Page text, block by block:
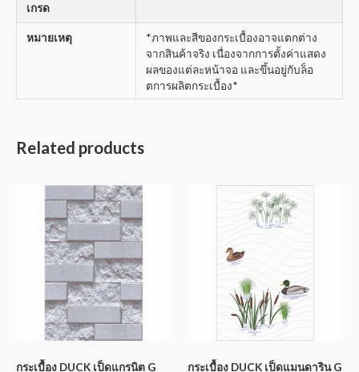
เกรด
หมายเหตุ
*ภาพและสีของกระเบื้องอาจแตกต่าง
จากสินค้าจริง เนื่องจากการตั้งค่าแสดง
ผลของแต่ละหน้าจอ และขึ้นอยู่กับล็อ
ตการผลิตกระเบื้อง*
Related products
กระเบื้อง DUCK เป็ดแกรนิต G กระเบื้อง DUCK เป็ดแมนดาริน G